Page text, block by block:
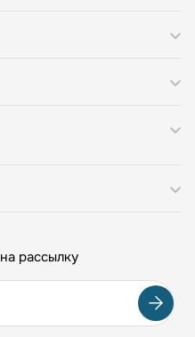
на рассылку